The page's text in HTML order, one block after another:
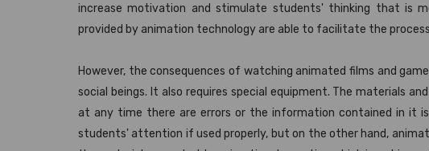
increase motivation and stimulate students' thinking that is
provided by animation technology are able to facilitate the
However, the consequences of watching animated films and
social beings. It also requires special equipment. The materials
at any time there are errors or the information contained in it
students' attention if used properly, but on the other hand,